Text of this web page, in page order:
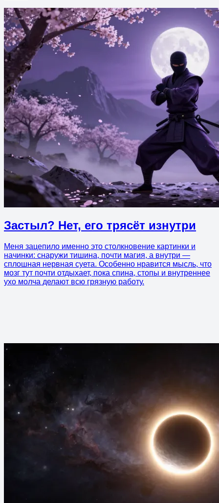
Застыл? Нет, его трясёт изнутри
Меня зацепило именно это столкновение картинки и
начинки: снаружи тишина, почти магия, а внутри —
сплошная нервная суета. Особенно нравится мысль, что
мозг тут почти отдыхает, пока спина, стопы и внутреннее
ухо молча делают всю грязную работу.